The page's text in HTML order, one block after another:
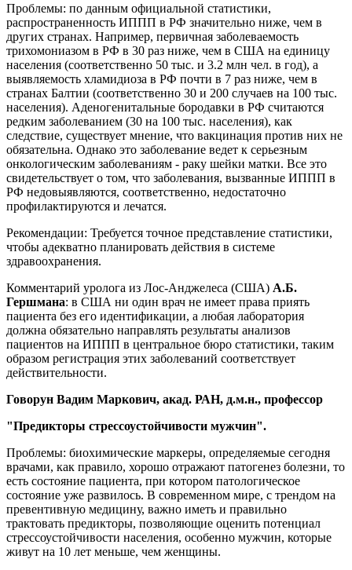
Проблемы: по данным официальной статистики,
распространенность ИППП в РФ значительно ниже, чем в
других странах. Например, первичная заболеваемость
трихомониазом в РФ в 30 раз ниже, чем в США на единицу
населения (соответственно 50 тыс. и 3.2 млн чел. в год), а
выявляемость хламидиоза в РФ почти в 7 раз ниже, чем в
странах Балтии (соответственно 30 и 200 случаев на 100 тыс.
населения). Аденогенитальные бородавки в РФ считаются
редким заболеванием (30 на 100 тыс. населения), как
следствие, существует мнение, что вакцинация против них не
обязательна. Однако это заболевание ведет к серьезным
онкологическим заболеваниям - раку шейки матки. Все это
свидетельствует о том, что заболевания, вызванные ИППП в
РФ недовыявляются, соответственно, недостаточно
профилактируются и лечатся.
Рекомендации: Требуется точное представление статистики,
чтобы адекватно планировать действия в системе
здравоохранения.
Комментарий уролога из Лос-Анджелеса (США) А.Б.
Гершмана: в США ни один врач не имеет права приять
пациента без его идентификации, а любая лаборатория
должна обязательно направлять результаты анализов
пациентов на ИППП в центральное бюро статистики, таким
образом регистрация этих заболеваний соответствует
действительности.
Говорун Вадим Маркович, акад. РАН, д.м.н., профессор
"Предикторы стрессоустойчивости мужчин".
Проблемы: биохимические маркеры, определяемые сегодня
врачами, как правило, хорошо отражают патогенез болезни, то
есть состояние пациента, при котором патологическое
состояние уже развилось. В современном мире, с трендом на
превентивную медицину, важно иметь и правильно
трактовать предикторы, позволяющие оценить потенциал
стрессоустойчивости населения, особенно мужчин, которые
живут на 10 лет меньше, чем женщины.